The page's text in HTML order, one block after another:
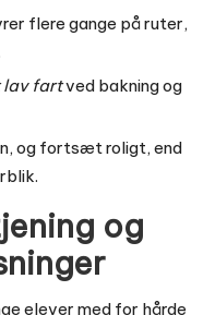
flere gange på ruter,
lav fartved bakning og
og fortsæt roligt, end
og
elever med for hårde